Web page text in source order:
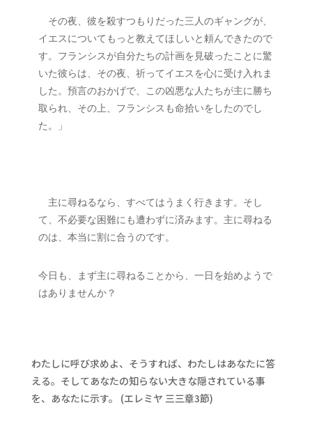
その夜、彼を殺すつもりだった三人のギャングが、
イエスについてもっと教えてほしいと頼んできたので
す。フランシスが自分たちの計画を見破ったことに驚
いた彼らは、その夜、祈ってイエスを心に受け入れま
した。預言のおかげで、この凶悪な人たちが主に勝ち
取られ、その上、フランシスも命拾いをしたのでし
た。」
主に尋ねるなら、すべてはうまく行きます。そし
て、不必要な困難にも遭わずに済みます。主に尋ねる
のは、本当に割に合うのです。
今日も、まず主に尋ねることから、一日を始めようで
はありませんか？
わたしに呼び求めよ、そうすれば、わたしはあなたに答
える。そしてあなたの知らない大きな隠されている事
を、あなたに示す。 (エレミヤ 三三章3節)